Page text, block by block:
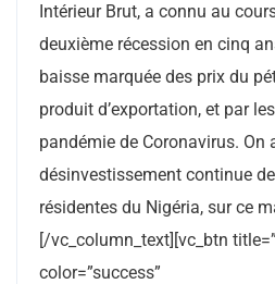
Intérieur Brut, a connu au
deuxième récession en cinq
baisse marquée des prix du
produit d’exportation, et par
pandémie de Coronavirus. On
désinvestissement continue
résidentes du Nigéria, sur ce
[/vc_column_text][vc_btn
color=”success”